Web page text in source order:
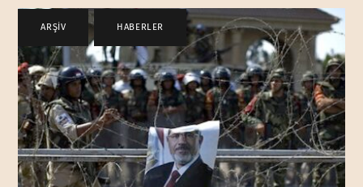
ARŞİV , HABERLER